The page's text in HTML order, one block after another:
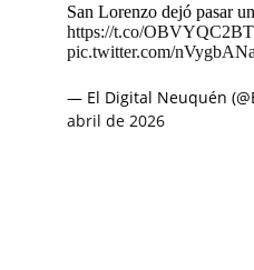
San Lorenzo dejó pasar
https://t.co/
pic.twitter.com/
— El Digital Neuquén
abril de 2026